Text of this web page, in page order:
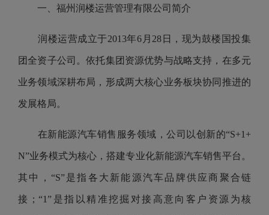
一、 福州润楼运营管理有限公司 简介
润楼运营成立于2013年6月28日 ，现为鼓楼国投集
团全资子公司。依托集团资源优势与战略支持， 在多元
业务领域深耕布局，形成两大核心业务板块协同推进的
发展格局。
在新能源汽车销售服务领域，公司以创新的“S+1+
N”业务模式为核心，搭建专业化新能源汽车销售平台。
其中，“S”是指各大新能源汽车品牌供应商聚合链
接；“1”是指以精准挖掘对接高意向客户资源为核